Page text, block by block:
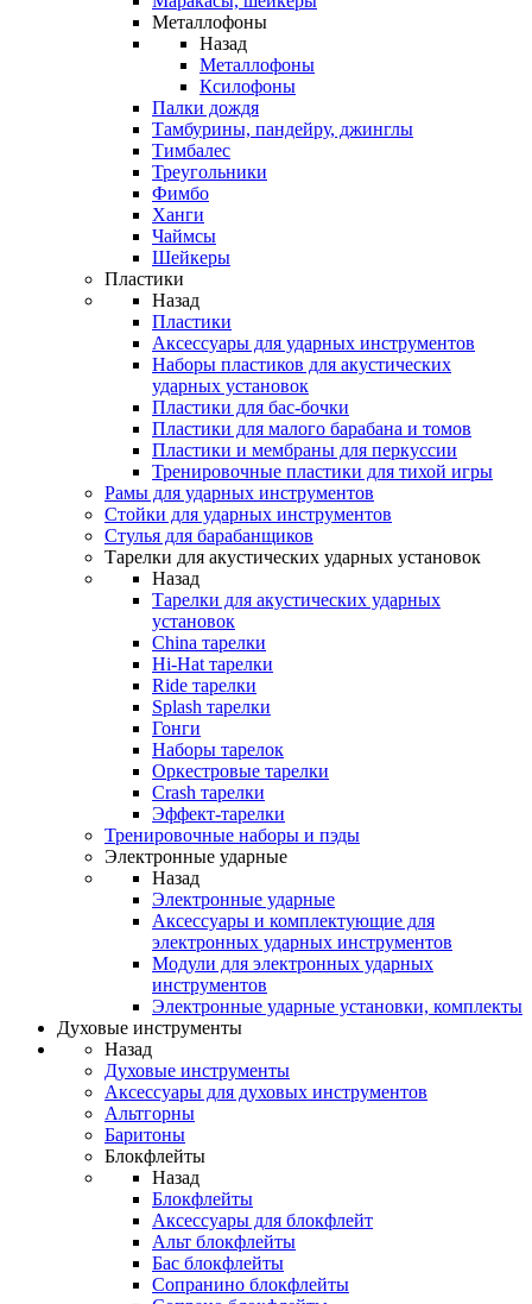
Металлофоны
Назад
Металлофоны
Ксилофоны
Палки дождя
Тамбурины, пандейру, джинглы
Тимбалес
Треугольники
Фимбо
Ханги
Чаймсы
Шейкеры
Пластики
Назад
Пластики
Аксессуары для ударных инструментов
Наборы пластиков для акустических
ударных установок
Пластики для бас-бочки
Пластики для малого барабана и томов
Пластики и мембраны для перкуссии
Тренировочные пластики для тихой игры
Рамы для ударных инструментов
Стойки для ударных инструментов
Стулья для барабанщиков
Тарелки для акустических ударных установок
Назад
Тарелки для акустических ударных
установок
China тарелки
Hi-Hat тарелки
Ride тарелки
Splash тарелки
Гонги
Наборы тарелок
Оркестровые тарелки
Сrash тарелки
Эффект-тарелки
Тренировочные наборы и пэды
Электронные ударные
Назад
Электронные ударные
Аксессуары и комплектующие для
электронных ударных инструментов
Модули для электронных ударных
инструментов
Электронные ударные установки, комплекты
Духовые инструменты
Назад
Духовые инструменты
Аксессуары для духовых инструментов
Альтгорны
Баритоны
Блокфлейты
Назад
Блокфлейты
Аксессуары для блокфлейт
Альт блокфлейты
Бас блокфлейты
Сопранино блокфлейты